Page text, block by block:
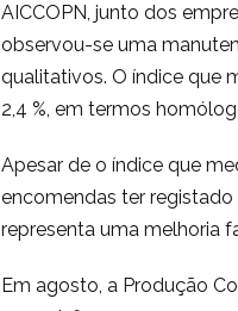
AICCOPN, junto dos
observou-se uma
qualitativos. O índice que
2,4 %, em termos
Apesar de o índice que
encomendas ter
representa uma melhoria
Em agosto, a Produção